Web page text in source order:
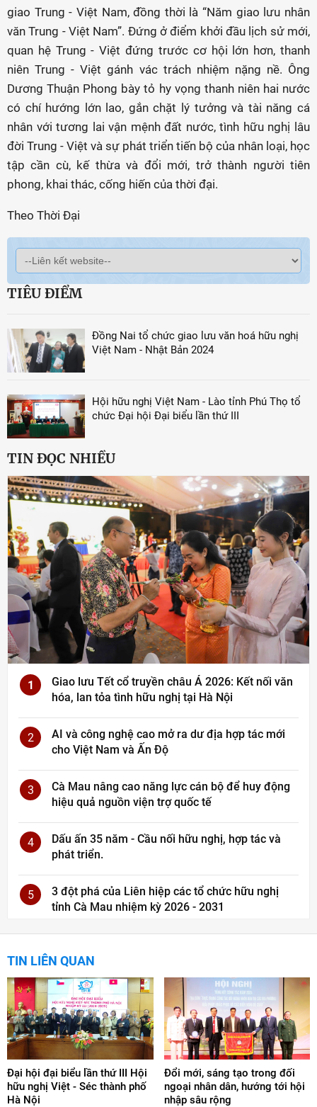
giao Trung - Việt Nam, đồng thời là “Năm giao lưu nhân
văn Trung - Việt Nam”. Đứng ở điểm khởi đầu lịch sử mới,
quan hệ Trung - Việt đứng trước cơ hội lớn hơn, thanh
niên Trung - Việt gánh vác trách nhiệm nặng nề. Ông
Dương Thuận Phong bày tỏ hy vọng thanh niên hai nước
có chí hướng lớn lao, gắn chặt lý tưởng và tài năng cá
nhân với tương lai vận mệnh đất nước, tình hữu nghị lâu
đời Trung - Việt và sự phát triển tiến bộ của nhân loại, học
tập cần cù, kế thừa và đổi mới, trở thành người tiên
phong, khai thác, cống hiến của thời đại.
Theo Thời Đại
TIÊU ĐIỂM
Đồng Nai tổ chức giao lưu văn hoá hữu nghị
Việt Nam - Nhật Bản 2024
Hội hữu nghị Việt Nam - Lào tỉnh Phú Thọ tổ
chức Đại hội Đại biểu lần thứ III
TIN ĐỌC NHIỀU
1
Giao lưu Tết cổ truyền châu Á 2026: Kết nối văn
hóa, lan tỏa tình hữu nghị tại Hà Nội
2
AI và công nghệ cao mở ra dư địa hợp tác mới
cho Việt Nam và Ấn Độ
3
Cà Mau nâng cao năng lực cán bộ để huy động
hiệu quả nguồn viện trợ quốc tế
4
Dấu ấn 35 năm - Cầu nối hữu nghị, hợp tác và
phát triển.
5
3 đột phá của Liên hiệp các tổ chức hữu nghị
tỉnh Cà Mau nhiệm kỳ 2026 - 2031
TIN LIÊN QUAN
Đại hội đại biểu lần thứ III Hội
hữu nghị Việt - Séc thành phố
Hà Nội
Đổi mới, sáng tạo trong đối
ngoại nhân dân, hướng tới hội
nhập sâu rộng